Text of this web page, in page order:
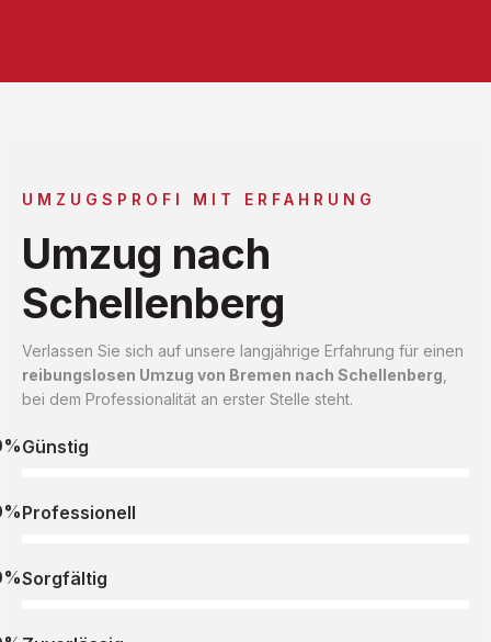
UMZUGSPROFI MIT ERFAHRUNG
Umzug nach
Schellenberg
Verlassen Sie sich auf unsere langjährige Erfahrung für einen
reibungslosen Umzug von Bremen nach Schellenberg
bei dem Professionalität an erster Stelle steht.
Günstig
Professionell
Sorgfältig